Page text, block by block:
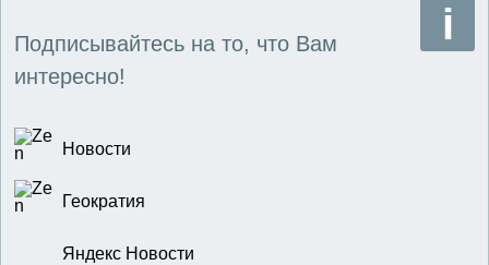
Подписывайтесь на то, что Вам
интересно!
Новости
Геократия
Яндекс Новости